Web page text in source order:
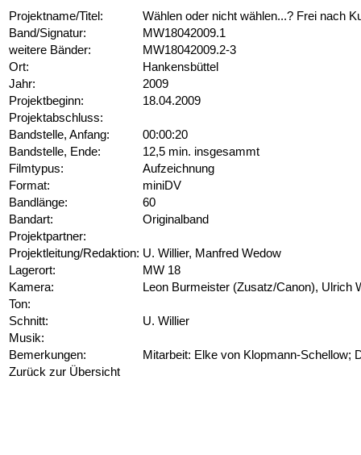
Projektname/Titel:
Wählen oder nicht wählen...? Frei nach
Band/Signatur:
MW18042009.1
weitere Bänder:
MW18042009.2-3
Ort:
Hankensbüttel
Jahr:
2009
Projektbeginn:
18.04.2009
Projektabschluss:
Bandstelle, Anfang:
00:00:20
Bandstelle, Ende:
12,5 min. insgesammt
Filmtypus:
Aufzeichnung
Format:
miniDV
Bandlänge:
60
Bandart:
Originalband
Projektpartner:
Projektleitung/Redaktion: U. Willier, Manfred Wedow
Lagerort:
MW 18
Kamera:
Leon Burmeister (Zusatz/Canon), Ulrich
Ton:
Schnitt:
U. Willier
Musik:
Bemerkungen:
Mitarbeit: Elke von Klopmann-Schellow;
Zurück zur Übersicht